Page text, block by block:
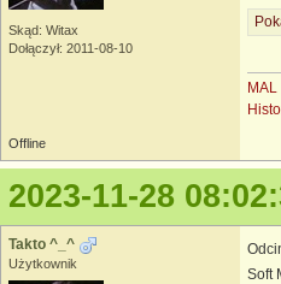
Skąd: Witax
Dołączył: 2011-08-10
MAL
Offline
2023-11-28
Takto ^_^
Użytkownik
Soft